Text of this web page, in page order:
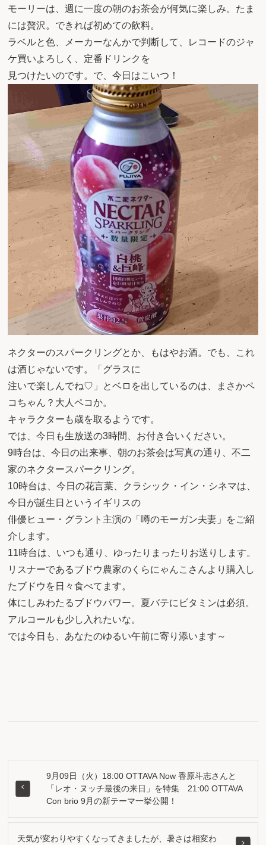
モーリーは、週に一度の朝のお茶会が何気に楽しみ。たま
には贅沢。できれば初めての飲料。
ラベルと色、メーカーなんかで判断して、レコードのジャ
ケ買いよろしく、定番ドリンクを
見つけたいのです。で、今日はこいつ！
ネクターのスパークリングとか、もはやお酒。でも、これ
は酒じゃないです。「グラスに
注いで楽しんでね♡」とベロを出しているのは、まさかペ
コちゃん？大人ペコか。
キャラクターも歳を取るようです。
では、今日も生放送の3時間、お付き合いください。
9時台は、今日の出来事、朝のお茶会は写真の通り、不二
家のネクタースパークリング。
10時台は、今日の花言葉、クラシック・イン・シネマは、
今日が誕生日というイギリスの
俳優ヒュー・グラント主演の「噂のモーガン夫妻」をご紹
介します。
11時台は、いつも通り、ゆったりまったりお送りします。
リスナーであるブドウ農家のくらにゃんこさんより購入し
たブドウを日々食べてます。
体にしみわたるブドウパワー。夏バテにビタミンは必須。
アルコールも少し入れたいな。
では今日も、あなたのゆるい午前に寄り添います～
9月09日（火）18:00 OTTAVA Now 香原斗志さんと
「レオ・ヌッチ最後の来日」を特集 21:00 OTTAVA
Con brio 9月の新テーマ一挙公開！
天気が変わりやすくなってきましたが、暑さは相変わ